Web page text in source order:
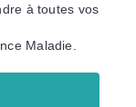
à toutes vos
Maladie.